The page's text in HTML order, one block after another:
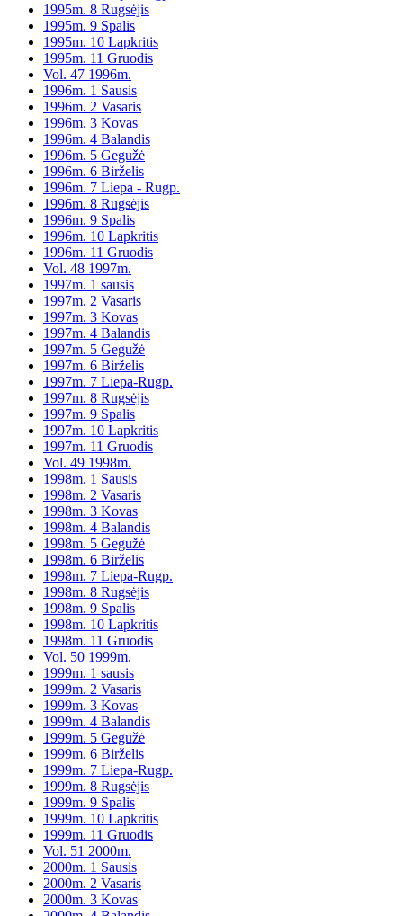
1995m. 8 Rugsėjis
1995m. 9 Spalis
1995m. 10 Lapkritis
1995m. 11 Gruodis
Vol. 47 1996m.
1996m. 1 Sausis
1996m. 2 Vasaris
1996m. 3 Kovas
1996m. 4 Balandis
1996m. 5 Gegužė
1996m. 6 Birželis
1996m. 7 Liepa - Rugp.
1996m. 8 Rugsėjis
1996m. 9 Spalis
1996m. 10 Lapkritis
1996m. 11 Gruodis
Vol. 48 1997m.
1997m. 1 sausis
1997m. 2 Vasaris
1997m. 3 Kovas
1997m. 4 Balandis
1997m. 5 Gegužė
1997m. 6 Birželis
1997m. 7 Liepa-Rugp.
1997m. 8 Rugsėjis
1997m. 9 Spalis
1997m. 10 Lapkritis
1997m. 11 Gruodis
Vol. 49 1998m.
1998m. 1 Sausis
1998m. 2 Vasaris
1998m. 3 Kovas
1998m. 4 Balandis
1998m. 5 Gegužė
1998m. 6 Birželis
1998m. 7 Liepa-Rugp.
1998m. 8 Rugsėjis
1998m. 9 Spalis
1998m. 10 Lapkritis
1998m. 11 Gruodis
Vol. 50 1999m.
1999m. 1 sausis
1999m. 2 Vasaris
1999m. 3 Kovas
1999m. 4 Balandis
1999m. 5 Gegužė
1999m. 6 Birželis
1999m. 7 Liepa-Rugp.
1999m. 8 Rugsėjis
1999m. 9 Spalis
1999m. 10 Lapkritis
1999m. 11 Gruodis
Vol. 51 2000m.
2000m. 1 Sausis
2000m. 2 Vasaris
2000m. 3 Kovas